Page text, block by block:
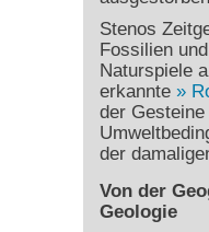
Stenos
Fossilien
Naturspiele
erkannte
der
der
Von der
Geologie